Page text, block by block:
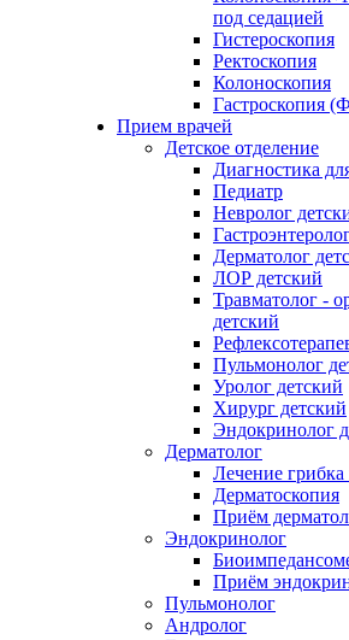
под седацией
Гистероскопия
Ректоскопия
Колоноскопия
Гастроскопия
Прием врачей
Детское отделение
Диагностика
Педиатр
Невролог
Дерматолог
ЛОР детский
Травматолог -
детский
Пульмонолог
Уролог детский
Хирург детский
Эндокринолог
Дерматолог
Лечение грибка
Дерматоскопия
Приём
Эндокринолог
Приём
Пульмонолог
Андролог